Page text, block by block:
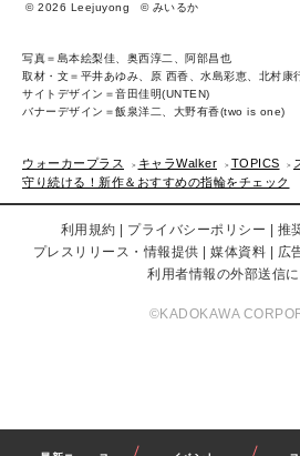
© 2026 Leejuyong
© みいるか
写真＝島本絵梨佳、奥西淳二、阿部昌也
取材・文＝平井あゆみ、原 西香、水島彩恵、北村康
サイトデザイン＝音田佳明(UNTEN)
バナーデザイン＝飯泉洋二、大野有香(two is one)
ウォーカープラス キャラWalker TOPICS
守り続ける！新作＆おすすめの指輪をチェック
利用規約 プライバシーポリシー 推
プレスリリース・情報提供
媒体資料 広
利用者情報の外部送信
©KADOKAWA